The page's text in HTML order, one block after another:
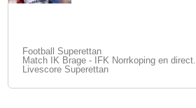
Football Superettan
Match IK Brage - IFK Norrkoping en direct.
Livescore Superettan